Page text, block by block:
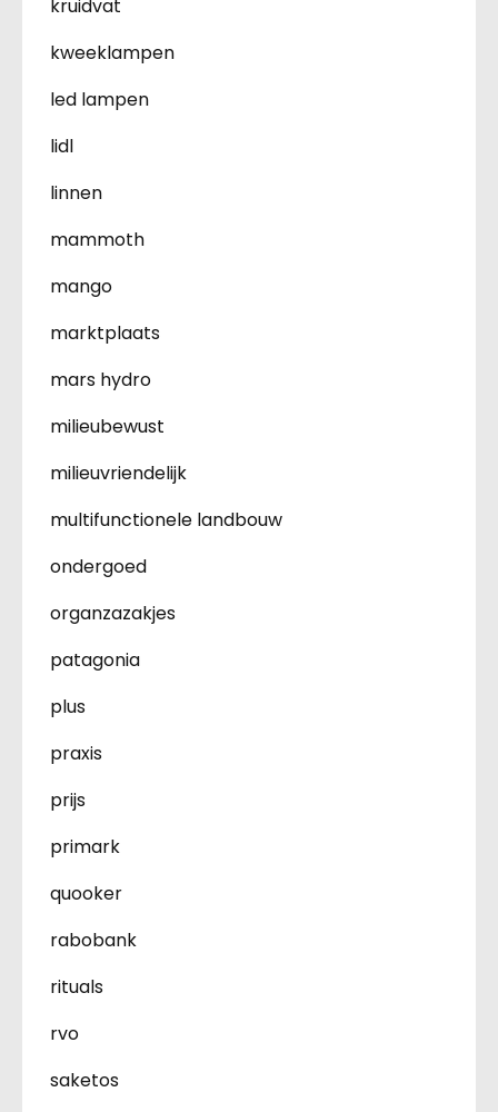
kruidvat
kweeklampen
led lampen
lidl
linnen
mammoth
mango
marktplaats
mars hydro
milieubewust
milieuvriendelijk
multifunctionele landbouw
ondergoed
organzazakjes
patagonia
plus
praxis
prijs
primark
quooker
rabobank
rituals
rvo
saketos